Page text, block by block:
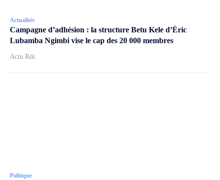
Actualités
Campagne d’adhésion : la structure Betu Kele d’Éric
Lubamba Ngimbi vise le cap des 20 000 membres
Actu Rdc
Politique